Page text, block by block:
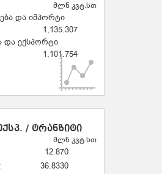
მლნ კვტ.სთ
და იმპორტი
1,135.307
და ექსპორტი
1,101.754
/ ტრანზიტი
მლნ კვტ.სთ
12.870
36.8330